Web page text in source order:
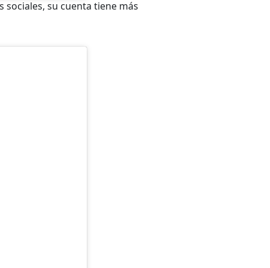
su cuenta tiene más